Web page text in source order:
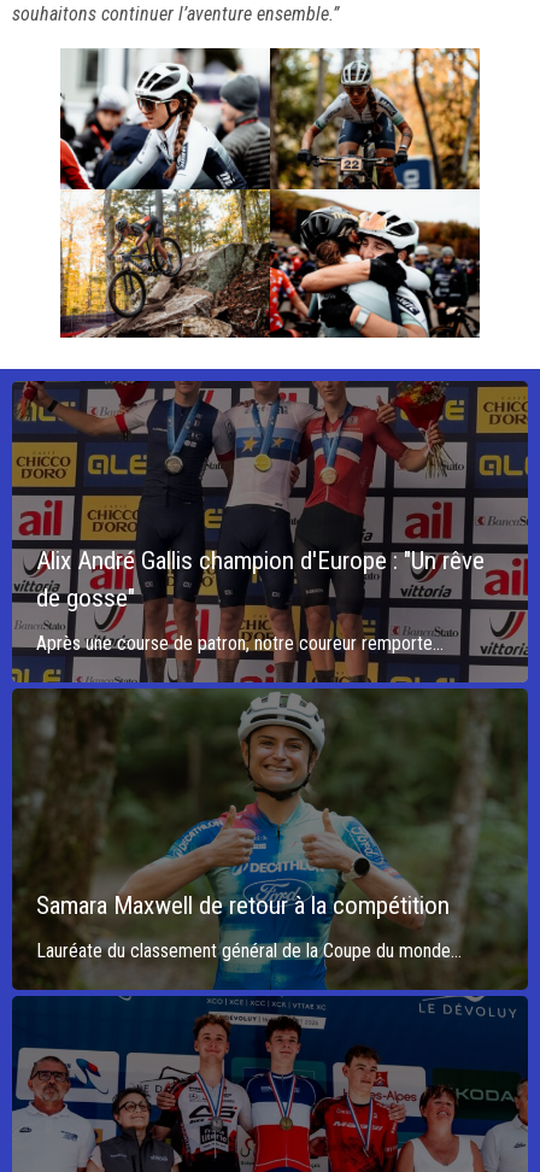
souhaitons continuer l’aventure ensemble.”
Alix André Gallis champion d'Europe : "Un rêve
de gosse"
Après une course de patron, notre coureur remporte...
Samara Maxwell de retour à la compétition
Lauréate du classement général de la Coupe du monde...